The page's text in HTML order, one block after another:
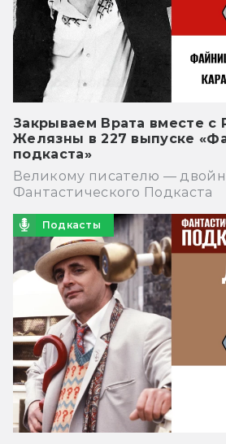
Закрываем Врата вместе с
Желязны в 227 выпуске
подкаста»
Великому писателю —
Фантастического Подкаста
Подкасты